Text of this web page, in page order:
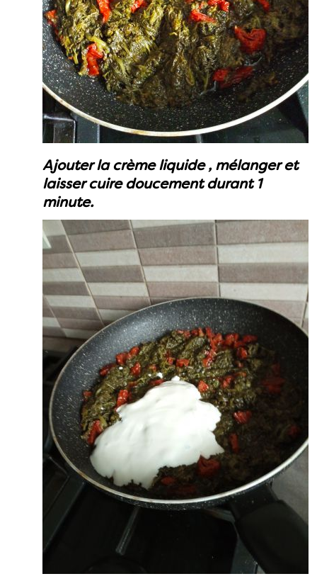
Ajouter la crème liquide , mélanger et
laisser cuire doucement durant 1
minute.